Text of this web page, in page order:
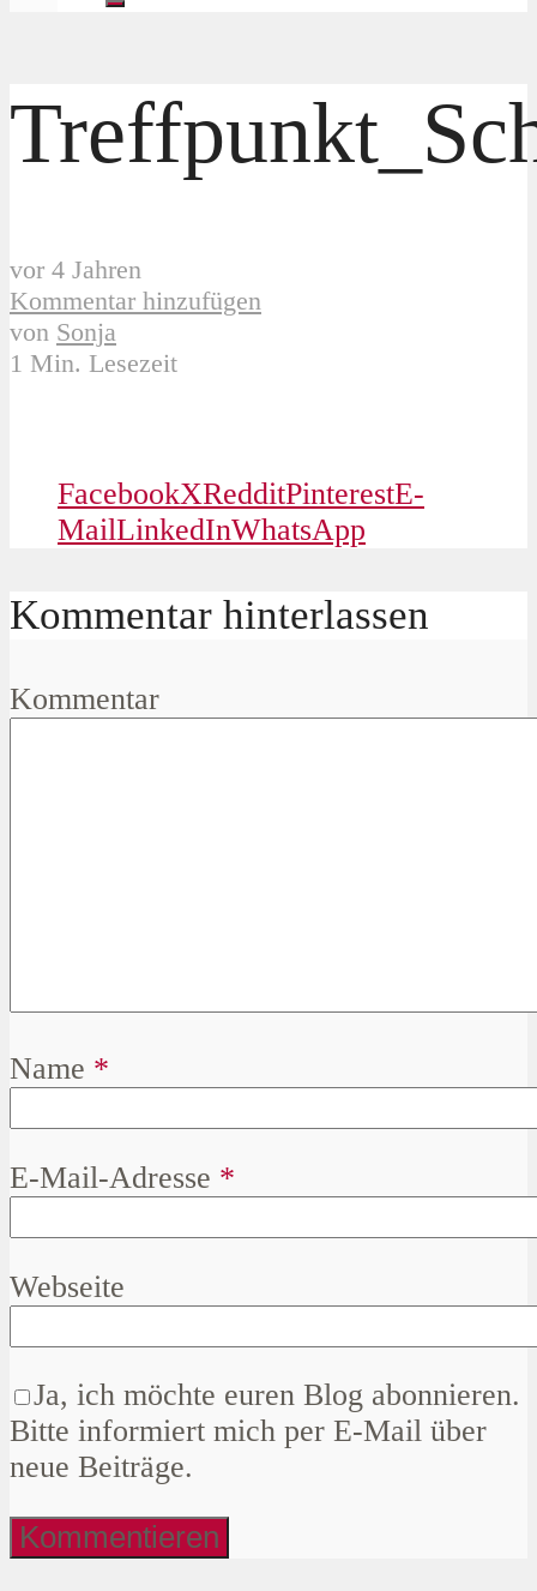
vor 4 Jahren
Kommentar hinzufügen
von Sonja
1 Min. Lesezeit
FacebookXRedditPinterestE-
MailLinkedInWhatsApp
Kommentar hinterlassen
Kommentar
Name *
E-Mail-Adresse *
Webseite
Ja, ich möchte euren Blog abonnieren.
Bitte informiert mich per E-Mail über
neue Beiträge.